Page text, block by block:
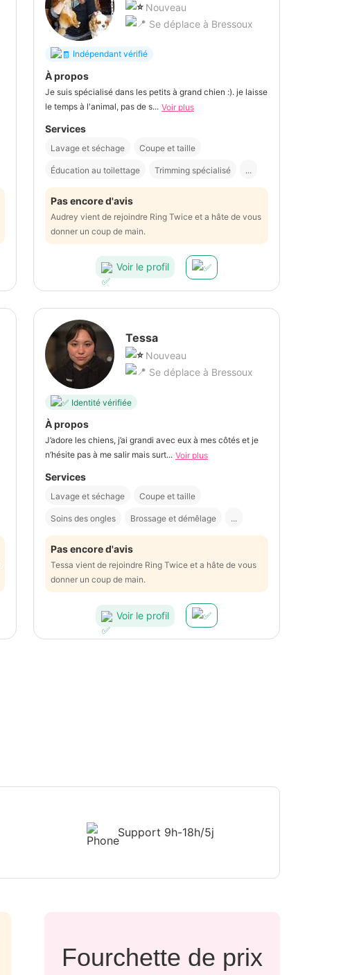
Nouveau
Se déplace à Bressoux
Indépendant vérifié
À propos
Je suis spécialisé dans les petits à grand chien :). je laisse
le temps à l'animal, pas de s... Voir plus
Services
Lavage et séchage Coupe et taille
Éducation au toilettage Trimming spécialisé ...
Pas encore d'avis
Audrey vient de rejoindre Ring Twice et a hâte de vous
donner un coup de main.
Voir le profil
Tessa
Nouveau
Se déplace à Bressoux
Identité vérifiée
À propos
J’adore les chiens, j’ai grandi avec eux à mes côtés et je
n’hésite pas à me salir mais surt... Voir plus
Services
Lavage et séchage Coupe et taille
Soins des ongles Brossage et démêlage ...
Pas encore d'avis
Tessa vient de rejoindre Ring Twice et a hâte de vous
donner un coup de main.
Voir le profil
Support 9h-18h/5j
Fourchette de prix